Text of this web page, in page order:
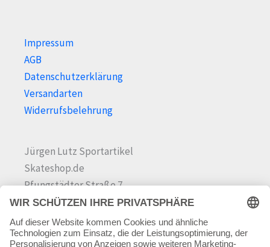
Impressum
AGB
Datenschutzerklärung
Versandarten
Widerrufsbelehrung
Jürgen Lutz Sportartikel
Skateshop.de
Pfungstädter Straße 7
64342 Seeheim-Jugenheim
Tel.06257 868181
Mail:info@skateshop.de